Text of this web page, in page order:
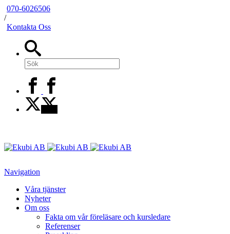
070-6026506
/
Kontakta Oss
Navigation
Våra tjänster
Nyheter
Om oss
Fakta om vår föreläsare och kursledare
Referenser